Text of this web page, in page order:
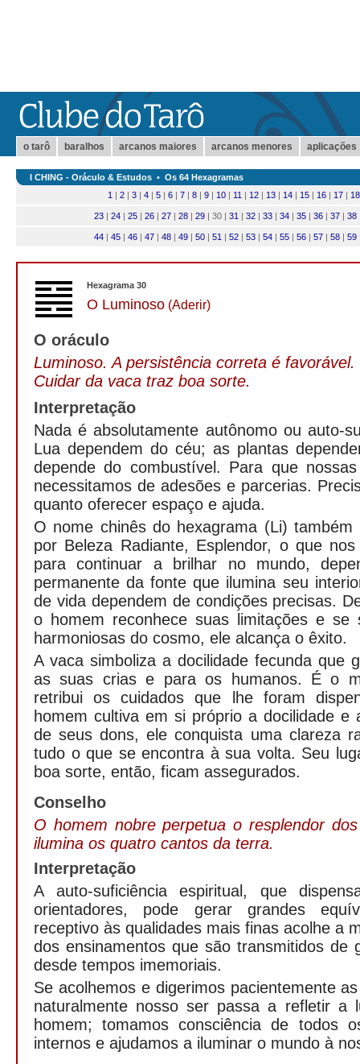
o tarô baralhos arcanos maiores arcanos menores aplicações
I CHING - Oráculo & Estudos • Os 64 Hexagramas
1 | 2 | 3 | 4 | 5 | 6 | 7 | 8 | 9 | 10 | 11 | 12 | 13 | 14 | 15 | 16 | 17 | 18
23 | 24 | 25 | 26 | 27 | 28 | 29 | 30 | 31 | 32 | 33 | 34 | 35 | 36 | 37 | 38
44 | 45 | 46 | 47 | 48 | 49 | 50 | 51 | 52 | 53 | 54 | 55 | 56 | 57 | 58 | 59
Hexagrama 30
O Luminoso (Aderir)
O oráculo
Luminoso. A persistência correta é favorável.
Cuidar da vaca traz boa sorte.
Interpretação
Nada é absolutamente autônomo ou auto-
Lua dependem do céu; as plantas
depende do combustível. Para que
necessitamos de adesões e parcerias.
quanto oferecer espaço e ajuda.
O nome chinês do hexagrama (Li) também
por Beleza Radiante, Esplendor, o que
para continuar a brilhar no mundo,
permanente da fonte que ilumina seu
de vida dependem de condições precisas.
o homem reconhece suas limitações e se
harmoniosas do cosmo, ele alcança o êxito.
A vaca simboliza a docilidade fecunda que
as suas crias e para os humanos. É o
retribui os cuidados que lhe foram
homem cultiva em si próprio a docilidade e
de seus dons, ele conquista uma clareza
tudo o que se encontra à sua volta. Seu
boa sorte, então, ficam assegurados.
Conselho
O homem nobre perpetua o resplendor
ilumina os quatro cantos da terra.
Interpretação
A auto-suficiência espiritual, que
orientadores, pode gerar grandes
receptivo às qualidades mais finas acolhe a
dos ensinamentos que são transmitidos de
desde tempos imemoriais.
Se acolhemos e digerimos pacientemente
naturalmente nosso ser passa a refletir a
homem; tomamos consciência de todos
internos e ajudamos a iluminar o mundo à